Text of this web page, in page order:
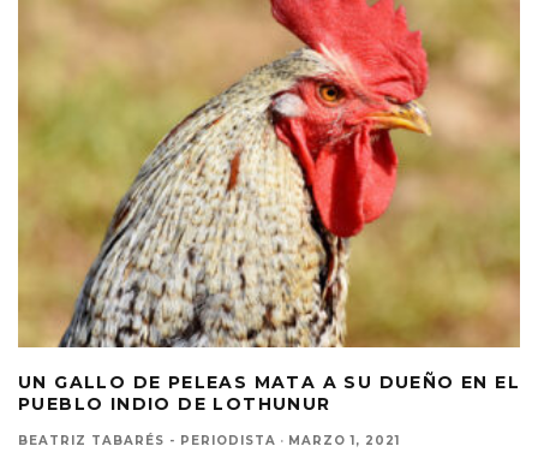
UN GALLO DE PELEAS MATA A SU DUEÑO EN EL
PUEBLO INDIO DE LOTHUNUR
BEATRIZ TABARÉS - PERIODISTA · MARZO 1, 2021